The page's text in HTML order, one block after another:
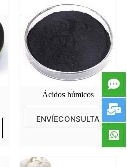
Ácidos húmicos
ENVÍECONSULTA